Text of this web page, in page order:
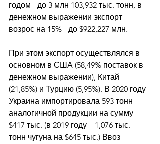
годом - до 3 млн 103,932 тыс. тонн, в
денежном выражении экспорт
возрос на 15% - до $922,227 млн.
При этом экспорт осуществлялся в
основном в США (58,49% поставок в
денежном выражении), Китай
(21,85%) и Турцию (5,95%). В 2020 году
Украина импортировала 593 тонн
аналогичной продукции на сумму
$417 тыс. (в 2019 году – 1,076 тыс.
тонн чугуна на $645 тыс.) Ввоз